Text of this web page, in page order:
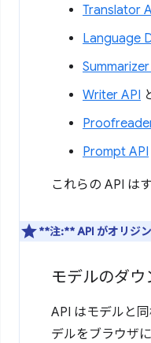
Translator
Language
Writer API
Prompt API
これらの API は
**注:**API がオリジ
モデルのダウ
API はモデルと
デルをブラウザ